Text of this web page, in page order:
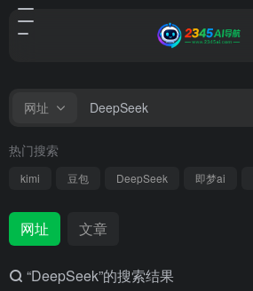
网址
热门搜索
kimi 豆包 DeepSeek 即梦ai
网址 文章
“DeepSeek”的搜索结果